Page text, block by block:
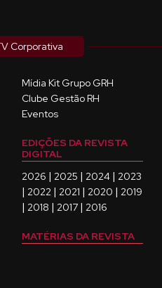
Corporativa
Mídia Kit Grupo GRH
Clube Gestão RH
Eventos
EDIÇÕES DA REVISTA
DIGITAL
2026 | 2025 | 2024 | 2023
| 2022| 2021 | 2020 | 2019
| 2018 | 2017| 2016
MATÉRIAS DA REVISTA